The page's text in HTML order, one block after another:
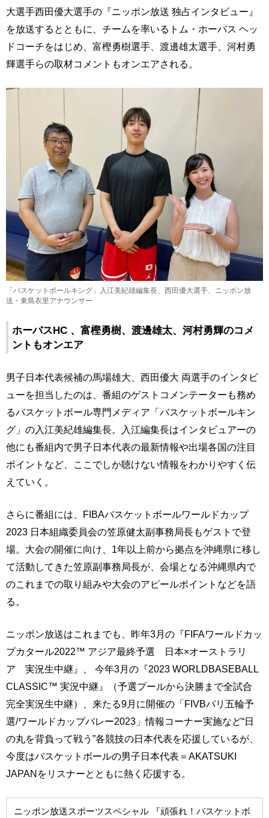
大選手西田優大選手の『ニッポン放送 独占インタビュー』
を放送するとともに、チームを率いるトム・ホーバス ヘッ
ドコーチをはじめ、富樫勇樹選手、渡邊雄太選手、河村勇
輝選手らの取材コメントもオンエアされる。
「バスケットボールキング」入江美紀雄編集長、西田優大選手、ニッポン放
送・東島衣里アナウンサー
ホーバスHC 、富樫勇樹、渡邊雄太、河村勇輝のコメ
ントもオンエア
男子日本代表候補の馬場雄大、西田優大 両選手のインタビ
ューを担当したのは、番組のゲストコメンテーターも務め
るバスケットボール専門メディア「バスケットボールキン
グ」の入江美紀雄編集長。入江編集長はインタビュアーの
他にも番組内で男子日本代表の最新情報や出場各国の注目
ポイントなど、ここでしか聴けない情報をわかりやすく伝
えていく。
さらに番組には、FIBAバスケットボールワールドカップ
2023 日本組織委員会の笠原健太副事務局長もゲストで登
場。大会の開催に向け、1年以上前から拠点を沖縄県に移し
て活動してきた笠原副事務局長が、会場となる沖縄県内で
のこれまでの取り組みや大会のアピールポイントなどを語
る。
ニッポン放送はこれまでも、昨年3月の『FIFAワールドカッ
プカタール2022™ アジア最終予選 日本×オーストラリ
ア 実況生中継』、 今年3月の『2023 WORLDBASEBALL
CLASSIC™ 実況中継』（予選プールから決勝まで全試合
完全実況生中継）、来たる9月に開催の「FIVBパリ五輪予
選/ワールドカップバレー2023」情報コーナー実施など“日
の丸を背負って戦う”各競技の日本代表を応援しているが、
今度はバスケットボールの男子日本代表＝AKATSUKI
JAPANをリスナーとともに熱く応援する。
ニッポン放送スポーツスペシャル 『頑張れ！バスケットボ